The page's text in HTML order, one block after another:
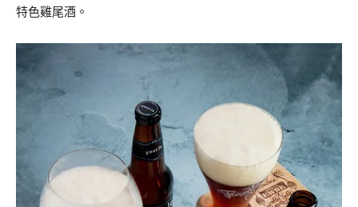
特色雞尾酒。